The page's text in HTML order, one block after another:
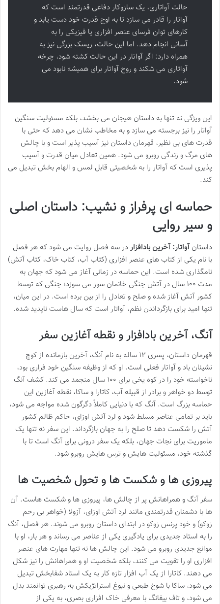
حالت آواتاری، یک سازوکار دفاعی قدرتمند است که
آواتار را قادر می سازد تا به اوج قدرت خود دست یابد و
کارهای توان فرسای عنصر افزاری یا فیزیکی را به
آسانی انجام دهد. اما این حالت، ریسک بزرگی نیز به
همراه دارد: اگر آواتار در این حالت کشته شود، چرخه
آواتاری می شکند و روح آواتار برای همیشه نابود می
شود.
این ویژگی نه تنها به داستان هیجان می بخشد، بلکه مسئولیت سنگین
آواتار را نیز برجسته می سازد و به مخاطب نشان می دهد که حتی با
قدرت های بی نظیر، قهرمان داستان نیز آسیب پذیر است و با چالش
های مرگ و زندگی روبرو می شود. همین تعادل میان قدرت و آسیب
پذیری است که آواتار را به شخصیتی قابل لمس و الهام بخش تبدیل می
کند.
حماسه ای پرفراز و نشیب: داستان اصلی
و سیر روایی
داستانآواتار: آخرین بادافزاردر سه فصل روایت می شود که هر فصل
با نام یکی از کتاب های عنصر افزاری (کتاب آب، کتاب خاک، کتاب آتش)
نامگذاری شده است. این حماسه در زمانی آغاز می شود که جهان به
مدت ۱۰۰ سال در آتش جنگی خانمان سوز می سوزد؛ جنگی که توسط
کشور آتش آغاز شده و صلح و تعادل را از بین برده است. در این میان،
تنها امید برای بازگرداندن نظم، آواتار است که سال هاست ناپدید شده.
آنگ، آخرین بادافزار و نقطه آغازین سفر
قهرمان داستان، پسری ۱۲ ساله به نام آنگ، آخرین بازمانده از کوچ
نشینان باد و آواتار فعلی است. او که از وظیفه سنگین خود فراری بود،
ناخواسته خود را در کوه یخی برای ۱۰۰ سال منجمد می کند. کشف آنگ
توسط دو خواهر و برادر از قبیله آب، کاتارا و ساکا، نقطه آغازین این
حماسه بزرگ است. آنگ که با دنیایی کاملاً دگرگون شده مواجه می شود،
باید بر تمامی عناصر مسلط شود و لرد آتش اوزای، حاکم ظالم کشور
آتش را شکست دهد تا صلح را به جهان بازگرداند. این سفر نه تنها یک
ماموریت برای نجات جهان، بلکه یک سفر درونی برای آنگ است تا با
گذشته خود، مسئولیت هایش و ترس هایش روبرو شود.
پیروزی ها و شکست ها و تحول شخصیت ها
سفر آنگ و همراهانش پر از چالش ها، پیروزی ها و شکست هاست. آن
ها با دشمنان قدرتمندی مانند لرد آتش اوزای، آزولا (خواهر بی رحم
زوکو) و خود پرنس زوکو در ابتدای داستان روبرو می شوند. هر فصل، آنگ
را به استاد جدیدی برای یادگیری یکی از عناصر می رساند و هر بار، او با
موانع جدیدی روبرو می شود. این چالش ها نه تنها مهارت های عنصر
افزاری او را تقویت می کنند، بلکه شخصیت او و همراهانش را نیز شکل
می دهند. کاتارا از یک آب افزار تازه کار به یک استاد شفابخش تبدیل
می شود، ساکا با شوخ طبعی و نبوغ استراتژیکش به رهبری توانمند بدل
می شود، و تاف بیفانگ با معرفی خاک افزاری بصری، به یکی از